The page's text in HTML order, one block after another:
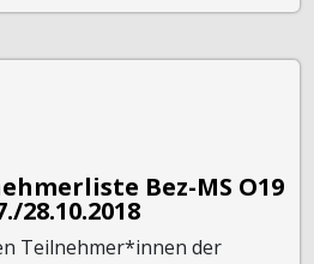
Bez-MS O19
28.10.2018
Teilnehmer*innen der